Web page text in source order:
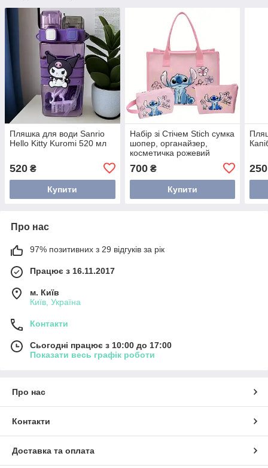
Пляшка для води Sanrio
Hello Kitty Kuromi 520 мл
520 ₴
Купити
Набір зі Стічем Stich сумка
шопер, органайзер,
косметичка рожевий
700₴
Купити
250
Про нас
97% позитивних з 29 відгуків за рік
Працює з 16.11.2017
м. Київ
Київ, Україна
Контакти
Сьогодні працює з 10:00 до 17:00
Показати весь графік роботи
Про нас
Контакти
Доставка та оплата